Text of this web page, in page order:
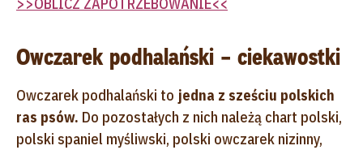
Owczarek podhalański – ciekawostki
Owczarek podhalański to jedna z sześciu polskich
ras psów. Do pozostałych z nich należą chart polski,
polski spaniel myśliwski, polski owczarek nizinny,